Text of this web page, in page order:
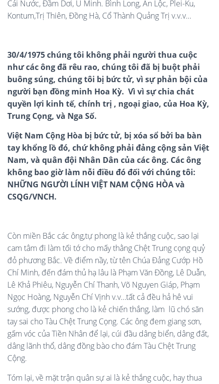
Cái Nước, Đầm Dơi, U Minh. Bình Long, An Lộc, Plei-Ku,
Kontum,Trị Thiên, Đồng Hà, Cổ Thành Quảng Trị v.v.v…
30/4/1975 chúng tôi không phải người thua cuộc
như các ông đã rêu rao, chúng tôi đã bị buột phải
buông súng, chúng tôi bị bức tử, vì sự phản bội của
người bạn đồng minh Hoa Kỳ. Vì vì sự chia chát
quyền lợi kinh tế, chính trị , ngoại giao, của Hoa Kỳ,
Trung Cọng, và Nga Số.
Việt Nam Cộng Hòa bị bức tử, bị xóa sổ bởi ba bàn
tay khổng lồ đó, chứ không phải đảng cộng sản Việt
Nam, và quân đội Nhân Dân của các ông. Các ông
không bao giờ làm nỗi điều đóđối với chúng tôi:
NHỮNG NGƯỜI LÍNH VIỆT NAM CỘNG HÒAvà
CSQG/VNCH.
Còn miền Bắc các ông,tự phong là kẻ thắng cuộc, sao lại
cam tâm đi làm tối tớ cho mấy thằng Chệt Trung cọng quỷ
đỏ phương Bắc. Về điểm nầy, từ tên Chúa Đảng Cướp Hồ
Chí Minh, đến đám thủ hạ lâu là Phạm Văn Đồng, Lê Duẫn,
Lê Khả Phiêu, Nguyễn Chí Thanh, Võ Nguyen Giáp, Phạm
Ngọc Hoàng, Nguyễn Chí Vịnh v.v…tất cả đều hả hê vui
sướng, được phong cho là kẻ chiến thắng, làm lũ chó săn
tay sai cho Tàu Chệt Trung Cọng. Các ông đem giang sơn,
gấm vóc của Tiền Nhân để lại, cúi đầu dâng biển, dâng đất,
dâng lãnh thổ, dâng đồng bào cho đám Tàu Chệt Trung
Cộng.
Tóm lại, về mặt trận quân sự ai là kẻ thắng cuộc, hay thua